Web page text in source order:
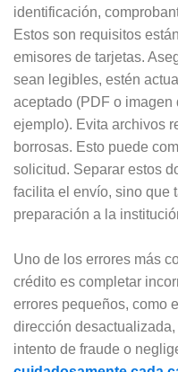
identificación,
Estos son requisitos
emisores de tarjetas.
sean legibles, estén
aceptado (PDF o
ejemplo). Evita archivos
borrosas. Esto puede
solicitud. Separar estos
facilita el envío, sino que
preparación a la
Uno de los errores más
crédito es completar
errores pequeños, como
dirección
intento de fraude o